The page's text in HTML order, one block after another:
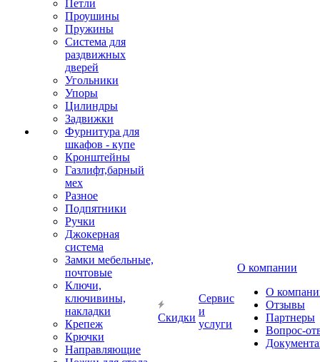
Петли
Проушины
Пружины
Система для
раздвижных
дверей
Угольники
Упоры
Цилиндры
Задвижки
Фурнитура для
шкафов - купе
Кронштейны
Газлифт,барный
мех
Разное
Подпятники
Ручки
Джокерная
система
Замки мебельные,
почтовые
Ключи,
ключивины,
накладки
Крепеж
Крючки
Направляющие
Скидки
Сервис
и
услуги
О компании
О
Отзывы
Партнеры
Вопрос-